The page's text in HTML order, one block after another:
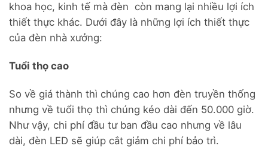
khoa học, kinh tế mà đèn còn mang lại nhiều lợi ích
thiết thực khác. Dưới đây là những lợi ích thiết thực
của đèn nhà xưởng:
Tuổi thọ cao
So về giá thành thì chúng cao hơn đèn truyền thống
nhưng về tuổi thọ thì chúng kéo dài đến 50.000 giờ.
Như vậy, chi phí đầu tư ban đầu cao nhưng về lâu
dài, đèn LED sẽ giúp cắt giảm chi phí bảo trì.